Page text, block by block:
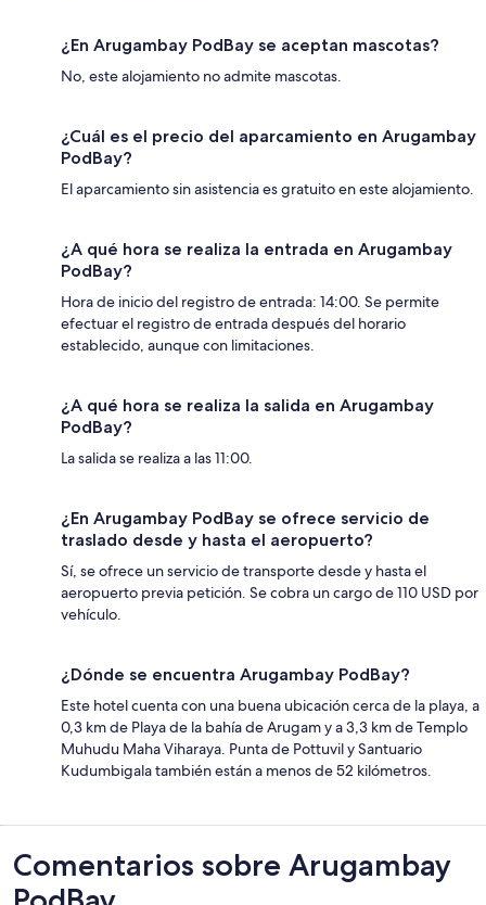
¿En Arugambay PodBay se aceptan mascotas?
No, este alojamiento no admite mascotas.
¿Cuál es el precio del aparcamiento en Arugambay
PodBay?
El aparcamiento sin asistencia es gratuito en este alojamiento.
¿A qué hora se realiza la entrada en Arugambay
PodBay?
Hora de inicio del registro de entrada: 14:00. Se permite
efectuar el registro de entrada después del horario
establecido, aunque con limitaciones.
¿A qué hora se realiza la salida en Arugambay
PodBay?
La salida se realiza a las 11:00.
¿En Arugambay PodBay se ofrece servicio de
traslado desde y hasta el aeropuerto?
Sí, se ofrece un servicio de transporte desde y hasta el
aeropuerto previa petición. Se cobra un cargo de 110 USD por
vehículo.
¿Dónde se encuentra Arugambay PodBay?
Este hotel cuenta con una buena ubicación cerca de la playa, a
0,3 km de Playa de la bahía de Arugam y a 3,3 km de Templo
Muhudu Maha Viharaya. Punta de Pottuvil y Santuario
Kudumbigala también están a menos de 52 kilómetros.
Comentarios
Comentarios sobre Arugambay